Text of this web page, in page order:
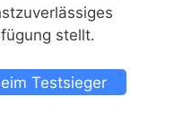
stellt.
Testsieger